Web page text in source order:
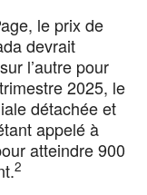
le prix de
devrait
l’autre pour
2025, le
détachée et
appelé à
atteindre 900
2